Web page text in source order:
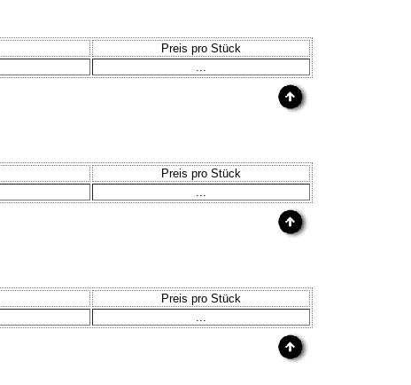
Preis pro Stück
...
Preis pro Stück
...
Preis pro Stück
...